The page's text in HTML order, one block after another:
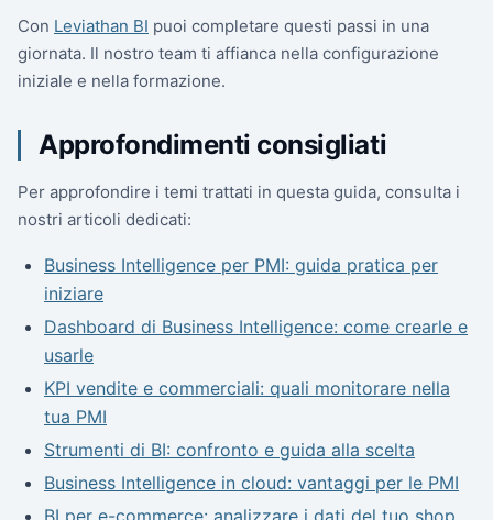
Con Leviathan BI puoi completare questi passi in una
giornata. Il nostro team ti affianca nella configurazione
iniziale e nella formazione.
Approfondimenti consigliati
Per approfondire i temi trattati in questa guida, consulta i
nostri articoli dedicati:
Business Intelligence per PMI: guida pratica per
iniziare
Dashboard di Business Intelligence: come crearle e
usarle
KPI vendite e commerciali: quali monitorare nella
tua PMI
Strumenti di BI: confronto e guida alla scelta
Business Intelligence in cloud: vantaggi per le PMI